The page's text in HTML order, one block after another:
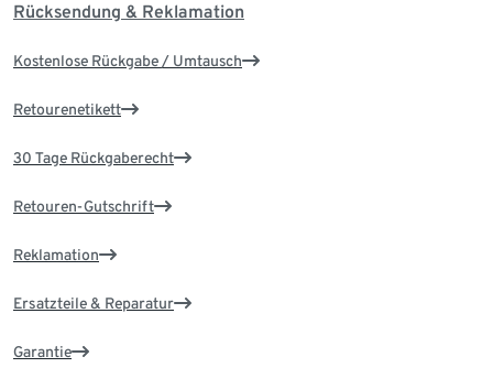
Rücksendung & Reklamation
Kostenlose Rückgabe / Umtausch
Retourenetikett
30 Tage Rückgaberecht
Retouren-Gutschrift
Reklamation
Ersatzteile & Reparatur
Garantie